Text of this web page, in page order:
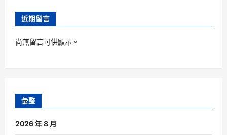
近期留言
尚無留言可供顯示。
彙整
2026 年 8 月